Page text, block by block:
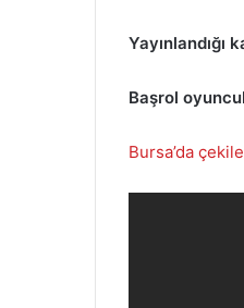
Yayınlandığı
Başrol
Bursa’da